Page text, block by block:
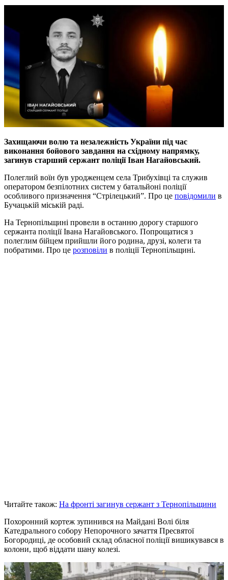
Захищаючи волю та незалежність України під час
виконання бойового завдання на східному напрямку,
загинув старший сержант поліції Іван Нагайовський.
Полеглий воїн був уродженцем села Трибухівці та служив
оператором безпілотних систем у батальйоні поліції
особливого призначення “Стрілецький”. Про це повідомили в
Бучацькій міській раді.
На Тернопільщині провели в останню дорогу старшого
сержанта поліції Івана Нагайовського. Попрощатися з
полеглим бійцем прийшли його родина, друзі, колеги та
побратими. Про це розповіли в поліції Тернопільщині.
Читайте також: На фронті загинув сержант з Тернопільщини
Похоронний кортеж зупинився на Майдані Волі біля
Катедрального собору Непорочного зачаття Пресвятої
Богородиці, де особовий склад обласної поліції вишикувався в
колони, щоб віддати шану колезі.